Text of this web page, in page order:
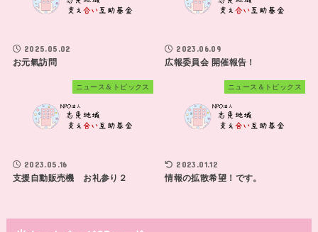
2025.05.02
お元氣訪問
2023.06.09
広報委員会 開催報告！
ニュース＆トピックス
2023.05.16
支援自動販売機 お礼参り２
ニュース＆トピックス
2023.01.12
情報の拡散希望！です。